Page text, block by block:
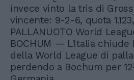
invece vinto la tris di
vincente: 9-2-6, quota
PALLANUOTO World
BOCHUM — L'Italia chiude
della World League di
perdendo a Bochum per